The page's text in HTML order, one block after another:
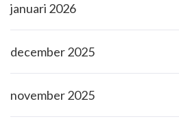
januari 2026
december 2025
november 2025